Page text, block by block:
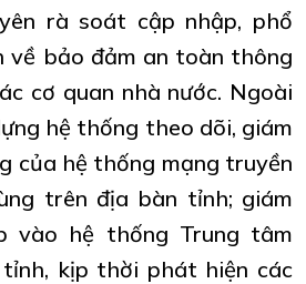
rà soát cập nhập, phổ
về bảo đảm an toàn thông
cơ quan nhà nước. Ngoài
hệ thống theo dõi, giám
của hệ thống mạng truyền
trên địa bàn tỉnh; giám
vào hệ thống Trung tâm
kịp thời phát hiện các